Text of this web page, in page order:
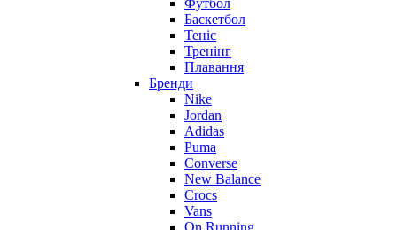
Баскетбол
Теніс
Тренінг
Плавання
Бренди
Nike
Jordan
Adidas
Puma
Converse
New Balance
Crocs
Vans
On Running